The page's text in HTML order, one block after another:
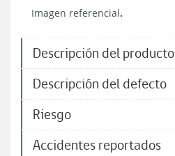
Imagen referencial.
Descripción del producto
​Descripción del defecto
Riesgo
Accidentes reportados